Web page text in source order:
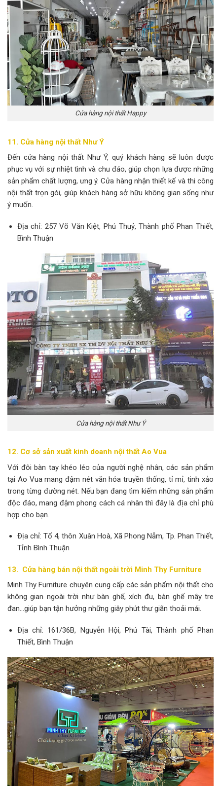
Cửa hàng nội thất Happy
11. Cửa hàng nội thất Như Ý
Đến cửa hàng nội thất Như Ý, quý khách hàng sẽ luôn được
phục vụ với sự nhiệt tình và chu đáo, giúp chọn lựa được những
sản phẩm chất lượng, ưng ý. Cửa hàng nhận thiết kế và thi công
nội thất trọn gói, giúp khách hàng sở hữu không gian sống như
ý muốn.
Địa chỉ: 257 Võ Văn Kiệt, Phú Thuỷ, Thành phố Phan Thiết,
Bình Thuận
Cửa hàng nội thất Như Ý
12. Cơ sở sản xuất kinh doanh nội thất Ao Vua
Với đôi bàn tay khéo léo của người nghệ nhân, các sản phẩm
tại Ao Vua mang đậm nét văn hóa truyền thống, tỉ mỉ, tinh xảo
trong từng đường nét. Nếu bạn đang tìm kiếm những sản phẩm
độc đáo, mang đậm phong cách cá nhân thì đây là địa chỉ phù
hợp cho bạn.
Địa chỉ: Tổ 4, thôn Xuân Hoà, Xã Phong Nẫm, Tp. Phan Thiết,
Tỉnh Bình Thuận
13. Cửa hàng bán nội thất ngoài trời Minh Thy Furniture
Minh Thy Furniture chuyên cung cấp các sản phẩm nội thất cho
không gian ngoài trời như bàn ghế, xích đu, bàn ghế mây tre
đan…giúp bạn tận hưởng những giây phút thư giãn thoải mái.
Địa chỉ: 161/36B, Nguyễn Hội, Phú Tài, Thành phố Phan
Thiết, Bình Thuận